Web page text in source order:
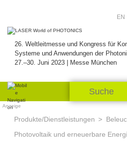
26. Weltleitmesse und Kongress für
Systeme und Anwendungen der
27.–30. Juni 2023 | Messe München
EN
Anzeige
Produkte/Dienstleistungen
Photovoltaik und erneuerbare